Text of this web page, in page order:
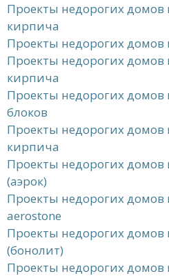
Проекты недорогих домов
кирпича
Проекты недорогих домов
Проекты недорогих домов
кирпича
Проекты недорогих домов
блоков
Проекты недорогих домов
кирпича
Проекты недорогих домов
(аэрок)
Проекты недорогих домов
aerostone
Проекты недорогих домов
(бонолит)
Проекты недорогих домов